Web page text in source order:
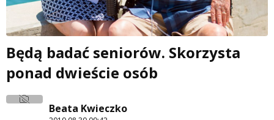
Będą badać seniorów. Skorzysta
ponad dwieście osób
Beata Kwieczko